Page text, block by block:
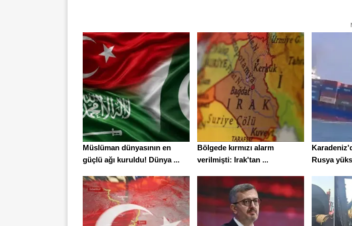
Müslüman dünyasının en
güçlü ağı kuruldu! Dünya ...
Bölgede kırmızı alarm
verilmişti: Irak'tan ...
Rusya